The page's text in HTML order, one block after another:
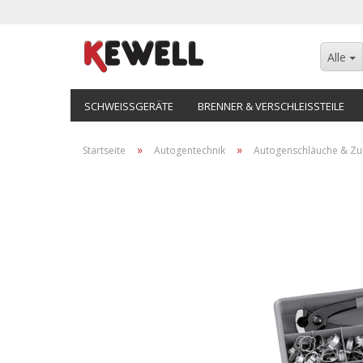
Alle
SCHWEISSGERÄTE BRENNER & VERSCHLEISSTEILE
Startseite » Autogentechnik » Autogenschläuche &